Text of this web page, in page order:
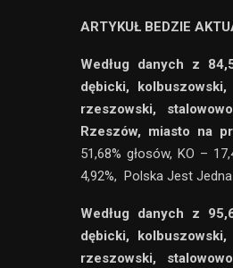
ARTYKUŁ BEDZIE
Według danych z
dębicki,
rzeszowski,
Rzeszów, miasto na
51,68% głosów, KO –
4,92%, Polska Jest
Według danych z
dębicki,
rzeszowski,